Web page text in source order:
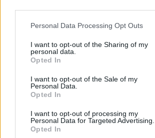
Personal Data Processing Opt Outs
I want to opt-out of the Sharing of my
personal data.
Opted In
I want to opt-out of the Sale of my
Personal Data.
Opted In
I want to opt-out of processing my
Personal Data for Targeted Advertising.
Opted In
„feketelistázott” pedagógusok
teljes körű kivizsgálást ígér
A Tanítanék Mozgalom gyűjti össze azokat az
státusztörvény következtében távozó
vissza az állami iskolákba. Lannert Judit
hozzájuk beérkező ügyet továbbítanak az
Közoktatás
Palotás Zsuzsanna